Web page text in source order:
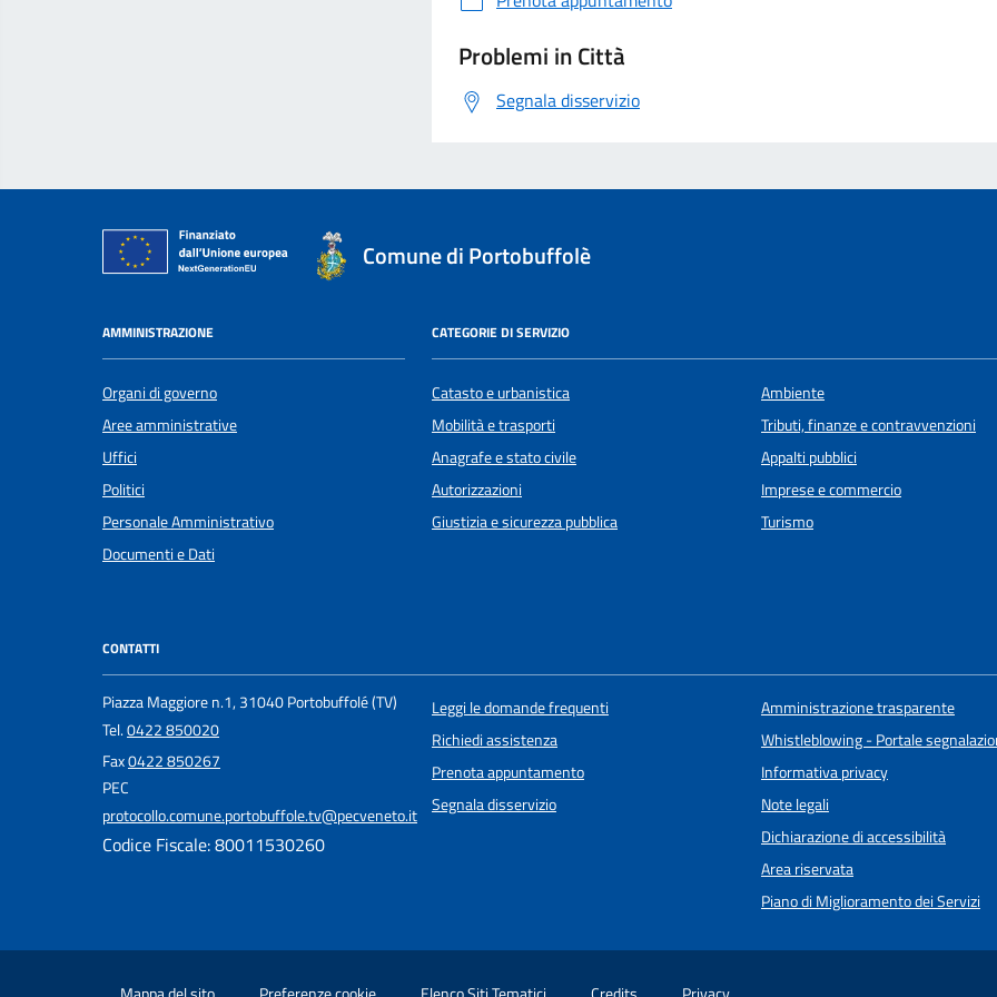
Problemi in Città
Segnala disservizio
Comune di Portobuffolè
AMMINISTRAZIONE
Organi di governo
Aree amministrative
Uffici
Politici
Personale Amministrativo
Documenti e Dati
CATEGORIE DI SERVIZIO
Catasto e urbanistica
Mobilità e trasporti
Anagrafe e stato civile
Autorizzazioni
Giustizia e sicurezza pubblica
Ambiente
Tributi, finanze e contravvenzioni
Appalti pubblici
Imprese e commercio
Turismo
CONTATTI
Piazza Maggiore n.1, 31040 Portobuffolé (TV)
Tel.0422 850020
Fax0422 850267
PEC
protocollo.comune.portobuffole.tv@pecveneto.it
Codice Fiscale: 80011530260
Leggi le domande frequenti
Richiedi assistenza
Prenota appuntamento
Segnala disservizio
Amministrazione trasparente
Whistleblowing - Portale
Informativa privacy
Note legali
Dichiarazione di accessibilità
Area riservata
Piano di Miglioramento dei Servizi